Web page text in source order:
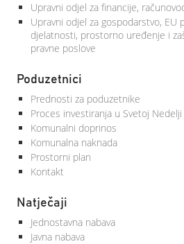
Upravni odjel za financije,
Upravni odjel za gospodarstvo, EU
djelatnosti, prostorno uređenje i
pravne poslove
Poduzetnici
Prednosti za poduzetnike
Proces investiranja u Svetoj Nedelji
Komunalni doprinos
Komunalna naknada
Prostorni plan
Kontakt
Natječaji
Jednostavna nabava
Javna nabava